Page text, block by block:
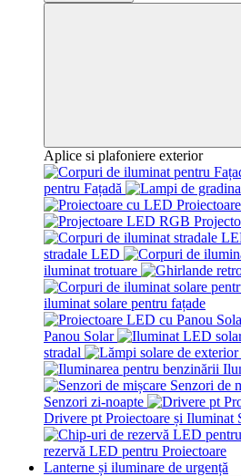
Aplice si plafoniere exterior
pentru Fațadă
stradale LED
iluminat trotuare
iluminat solare pentru fațade
Panou Solar
stradal
Senzori de
Senzori zi-noapte
Drivere pt Proiectoare și Iluminat
rezervă LED pentru Proiectoare
Lanterne și iluminare de urgență